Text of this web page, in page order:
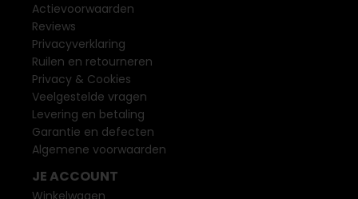
Actievoorwaarden
Reviews
Privacyverklaring
Ruilen en retourneren
Privacy & Cookies
Veelgestelde vragen
Levering en betaling
Garantie en defecten
Algemene voorwaarden
JE ACCOUNT
Winkelwagen